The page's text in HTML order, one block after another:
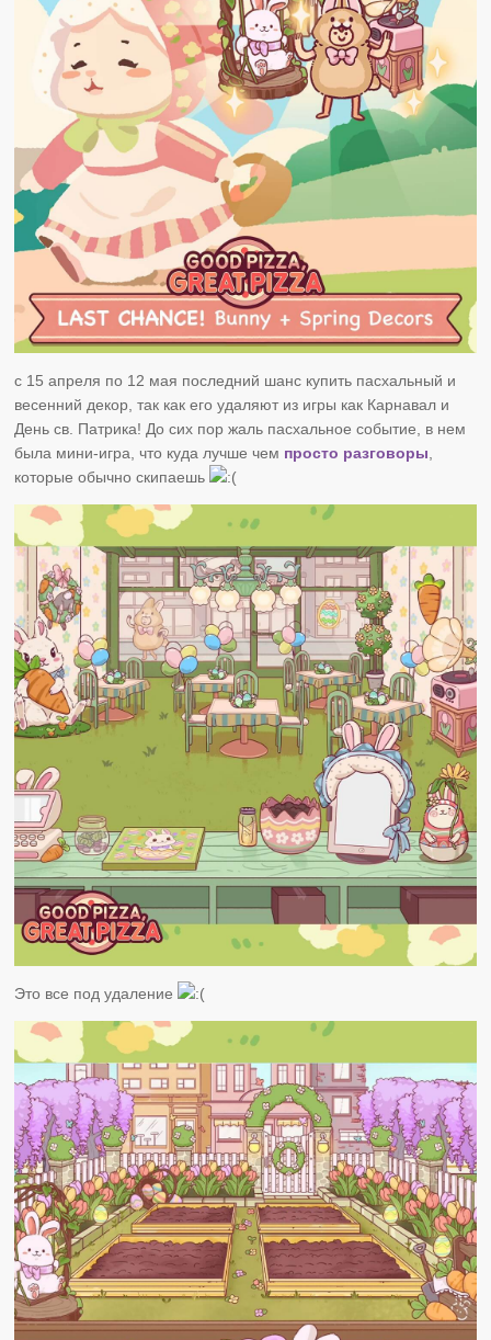
с 15 апреля по 12 мая последний шанс купить пасхальный и
весенний декор, так как его удаляют из игры как Карнавал и
День св. Патрика! До сих пор жаль пасхальное событие, в нем
была мини-игра, что куда лучше чем просто разговоры,
которые обычно скипаешь
Это все под удаление